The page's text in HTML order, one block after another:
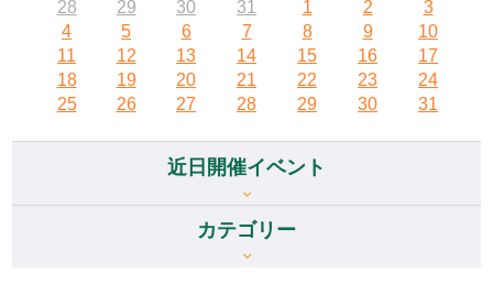
28
29 30 31 1 2
3
4
5 6 7 8 9
10
11
12 13 14 15 16
17
18
19 20 21 22 23
24
25
26 27 28 29 30 31
近日開催イベント
カテゴリー